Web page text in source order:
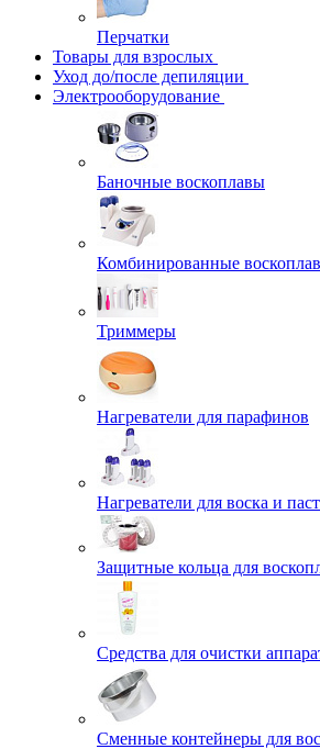
Перчатки
Товары для взрослых
Уход до/после депиляции
Электрооборудование
Баночные воскоплавы
Комбинированные
Триммеры
Нагреватели для парафинов
Нагреватели для воска и
Защитные кольца для
Средства для очистки
Сменные контейнеры для